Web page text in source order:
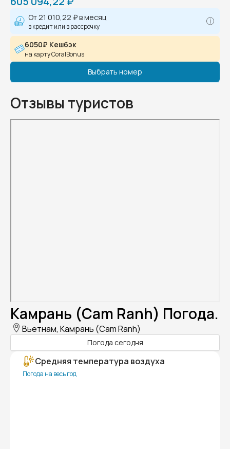
От 21 010,22 ₽в месяц
в кредит или в рассрочку
6050₽ Кешбэк
на карту CoralBonus
Выбрать номер
Отзывы туристов
Камрань (Cam Ranh) Погода.
Вьетнам, Камрань (Cam Ranh)
Погода сегодня
Средняя температура воздуха
Погода на весь год